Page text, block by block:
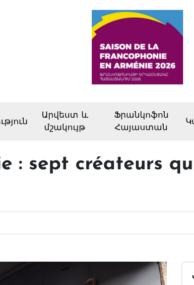
Արվեստ և
մշակույթ
Ֆրանկոֆոն
Հայաստան
: sept créateurs